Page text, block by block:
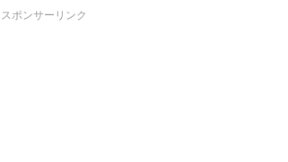
スポンサーリンク